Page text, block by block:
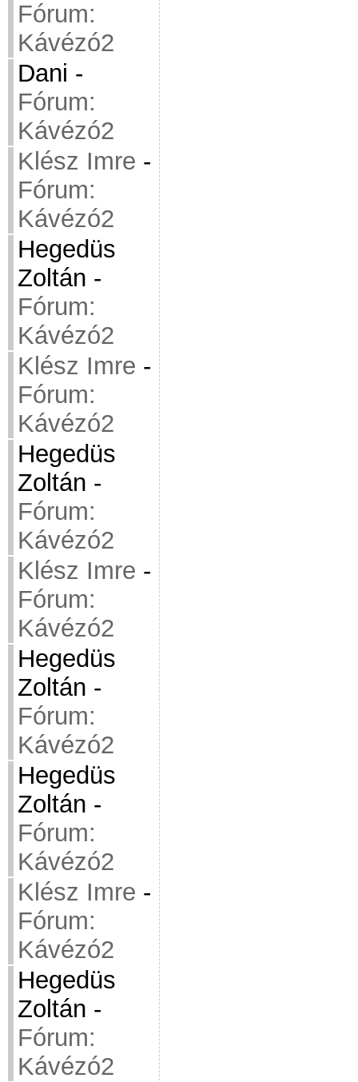
Fórum:
Kávézó2
Dani -
Fórum:
Kávézó2
Klész Imre -
Fórum:
Kávézó2
Hegedüs
Zoltán -
Fórum:
Kávézó2
Klész Imre -
Fórum:
Kávézó2
Hegedüs
Zoltán -
Fórum:
Kávézó2
Klész Imre -
Fórum:
Kávézó2
Hegedüs
Zoltán -
Fórum:
Kávézó2
Hegedüs
Zoltán -
Fórum:
Kávézó2
Klész Imre -
Fórum:
Kávézó2
Hegedüs
Zoltán -
Fórum:
Kávézó2